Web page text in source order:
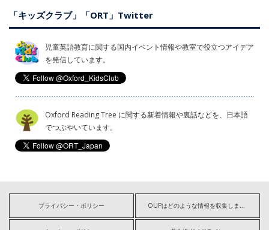
「キッズクラブ」「ORT」Twitter
児童英語教育に関する国内イベント情報や教室で役立つアイデア
を発信しています。
Oxford Reading Tree に関する新着情報や裏話などを、日本語
でつぶやいています。
プライバシー・ポリシー OUPはどのような情報を収集しますか?